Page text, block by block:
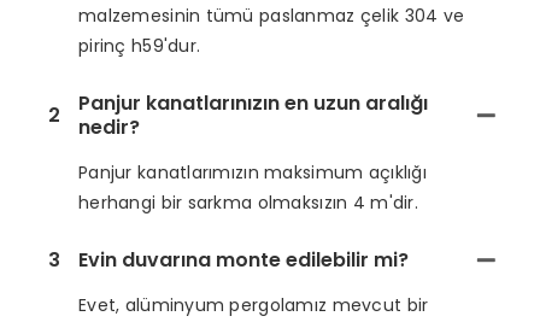
malzemesinin tümü paslanmaz çelik 304 ve
pirinç h59'dur.
2
Panjur kanatlarınızın en uzun aralığı
nedir?
Panjur kanatlarımızın maksimum açıklığı
herhangi bir sarkma olmaksızın 4 m'dir.
3 Evin duvarına monte edilebilir mi?
Evet, alüminyum pergolamız mevcut bir